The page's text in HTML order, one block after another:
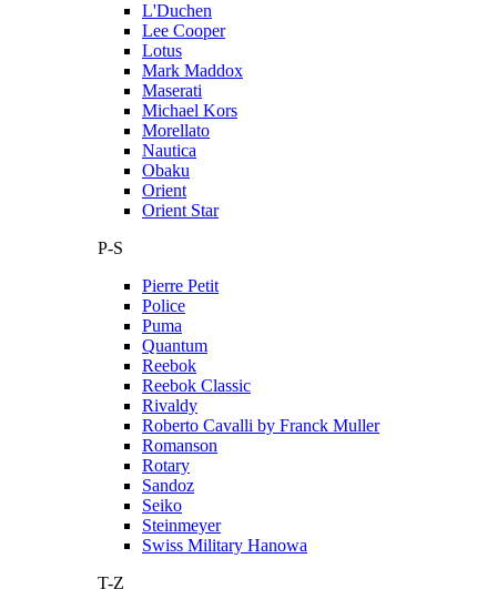
L'Duchen
Lee Cooper
Lotus
Mark Maddox
Maserati
Michael Kors
Morellato
Nautica
Obaku
Orient
Orient Star
P-S
Pierre Petit
Police
Puma
Quantum
Reebok
Reebok Classic
Rivaldy
Roberto Cavalli by Franck Muller
Romanson
Rotary
Sandoz
Seiko
Steinmeyer
Swiss Military Hanowa
T-Z